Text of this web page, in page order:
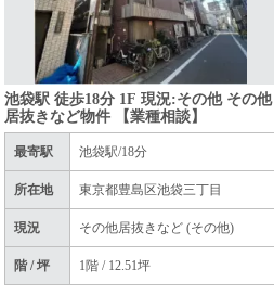
池袋駅 徒歩18分 1F 現況:その他 その他
居抜きなど物件 【業種相談】
最寄駅 池袋駅/18分
所在地 東京都豊島区池袋三丁目
現況 その他居抜きなど (その他)
階 / 坪 1階 / 12.51坪